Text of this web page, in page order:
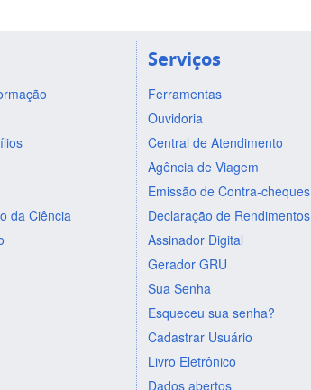
da Ciência
Serviços
Ferramentas
Ouvidoria
Central de Atendimento
Agência de Viagem
Emissão de Contra-cheques
Declaração de Rendimentos
Assinador Digital
Gerador GRU
Sua Senha
Esqueceu sua senha?
Cadastrar Usuário
Livro Eletrônico
Dados abertos